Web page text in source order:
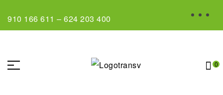
910 166 611 – 624 203 400
0